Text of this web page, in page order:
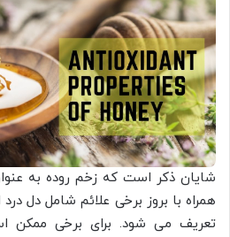
شایان ذکر است که زخم روده به
همراه با بروز برخی علائم شامل دل
تعریف می شود. برای برخی ممکن